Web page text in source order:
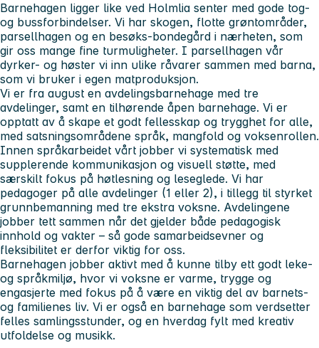
Barnehagen ligger like ved Holmlia senter med gode tog-
og bussforbindelser. Vi har skogen, flotte grøntområder,
parsellhagen og en besøks-bondegård i nærheten, som
gir oss mange fine turmuligheter. I parsellhagen vår
dyrker- og høster vi inn ulike råvarer sammen med barna,
som vi bruker i egen matproduksjon.
Vi er fra august en avdelingsbarnehage med tre
avdelinger, samt en tilhørende åpen barnehage. Vi er
opptatt av å skape et godt fellesskap og trygghet for alle,
med satsningsområdene språk, mangfold og voksenrollen.
Innen språkarbeidet vårt jobber vi systematisk med
supplerende kommunikasjon og visuell støtte, med
særskilt fokus på høtlesning og leseglede. Vi har
pedagoger på alle avdelinger (1 eller 2), i tillegg til styrket
grunnbemanning med tre ekstra voksne. Avdelingene
jobber tett sammen når det gjelder både pedagogisk
innhold og vakter – så gode samarbeidsevner og
fleksibilitet er derfor viktig for oss.
Barnehagen jobber aktivt med å kunne tilby ett godt leke-
og språkmiljø, hvor vi voksne er varme, trygge og
engasjerte med fokus på å være en viktig del av barnets-
og familienes liv. Vi er også en barnehage som verdsetter
felles samlingsstunder, og en hverdag fylt med kreativ
utfoldelse og musikk.